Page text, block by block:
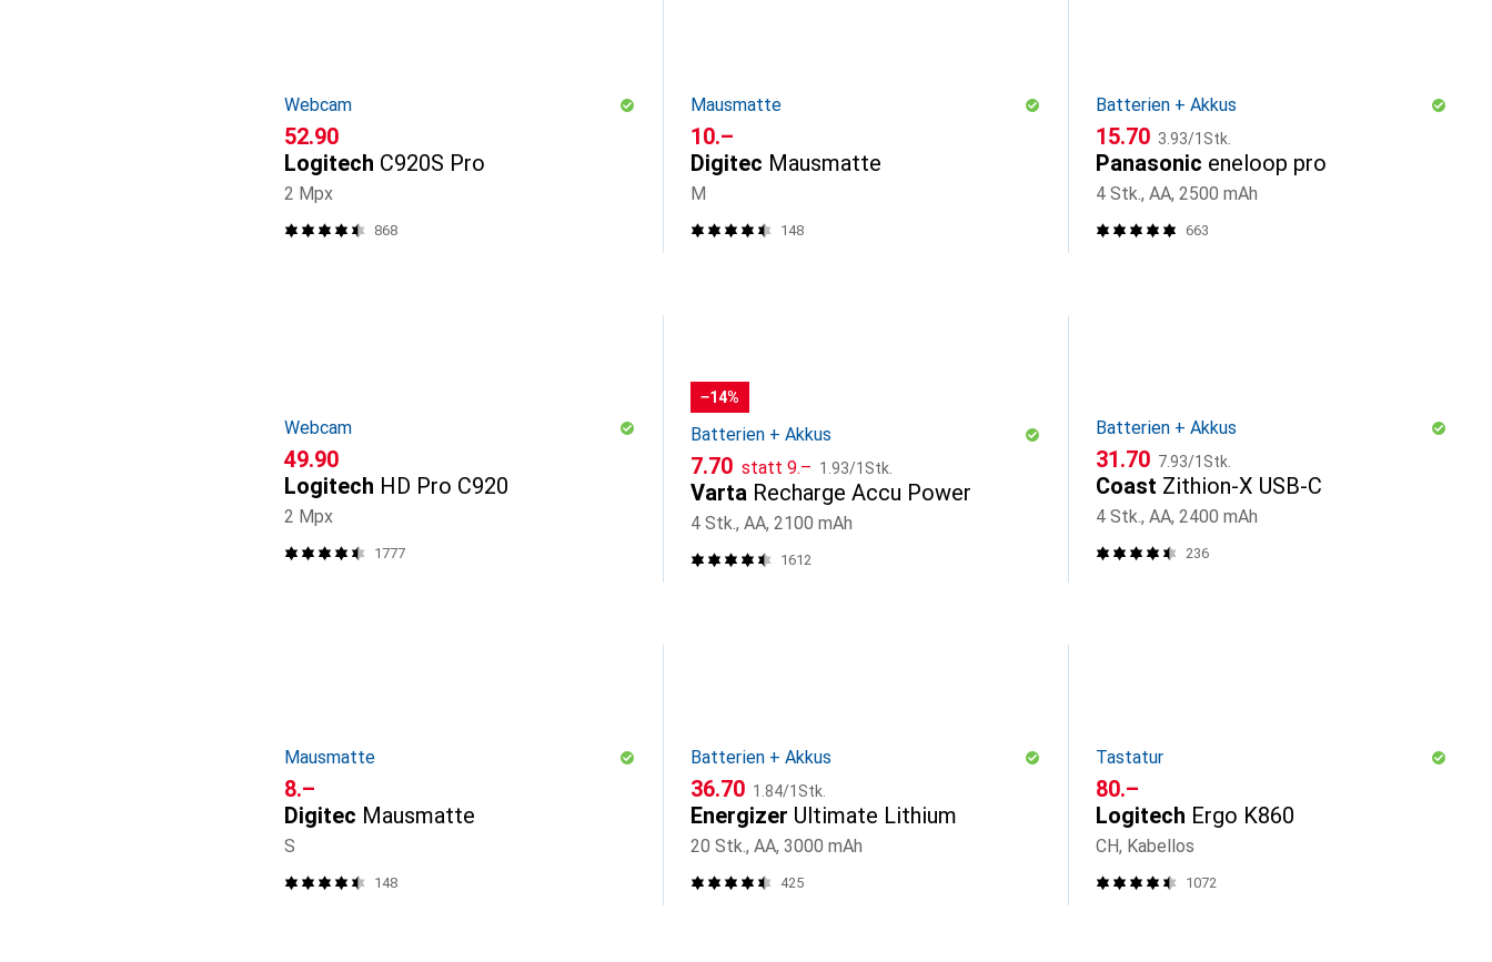
Webcam
CHF
52.90
Logitech C920S Pro
2 Mpx
868
Mausmatte
CHF
10.–
Digitec Mausmatte
M
148
Batterien + Akkus
CHF
15.70 CHF
3.93/1Stk.
Panasonic eneloop pro
4 Stk., AA, 2500 mAh
663
Webcam
CHF
49.90
Logitech HD Pro C920
2 Mpx
1777
−14%
Batterien + Akkus
CHF
7.70 statt CHF
9.– CHF
1.93/1Stk.
Varta Recharge Accu Power
4 Stk., AA, 2100 mAh
1612
Batterien + Akkus
CHF
31.70 CHF
7.93/1Stk.
Coast Zithion-X USB-C
4 Stk., AA, 2400 mAh
236
Mausmatte
CHF
8.–
Digitec Mausmatte
S
148
Batterien + Akkus
CHF
36.70 CHF
1.84/1Stk.
Energizer Ultimate Lithium
20 Stk., AA, 3000 mAh
425
Tastatur
CHF
80.–
Logitech Ergo K860
CH, Kabellos
1072